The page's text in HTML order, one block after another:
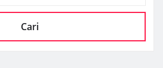
Cari